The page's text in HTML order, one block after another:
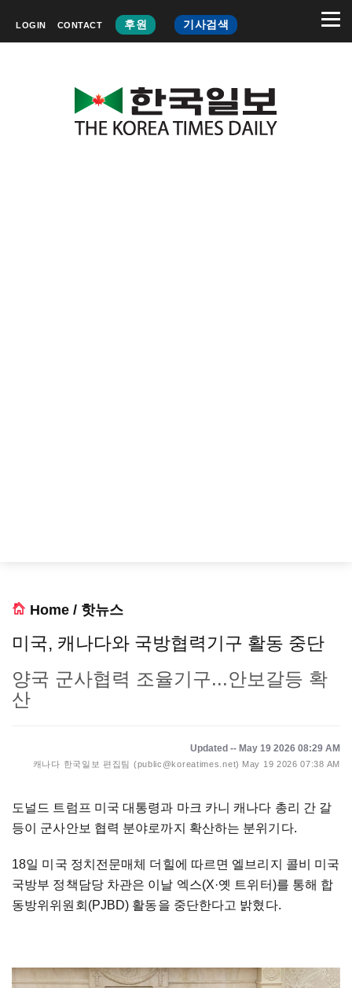
LOGIN CONTACT 후원 기사검색
Home / 핫뉴스
미국, 캐나다와 국방협력기구 활동 중단
양국 군사협력 조율기구...안보갈등 확
산
Updated -- May 19 2026 08:29 AM
캐나다 한국일보 편집팀 (public@koreatimes.net) May 19 2026 07:38 AM
도널드 트럼프 미국 대통령과 마크 카니 캐나다 총리 간 갈
등이 군사안보 협력 분야로까지 확산하는 분위기다.
18일 미국 정치전문매체 더힐에 따르면 엘브리지 콜비 미국
국방부 정책담당 차관은 이날 엑스(X·옛 트위터)를 통해 합
동방위위원회(PJBD) 활동을 중단한다고 밝혔다.